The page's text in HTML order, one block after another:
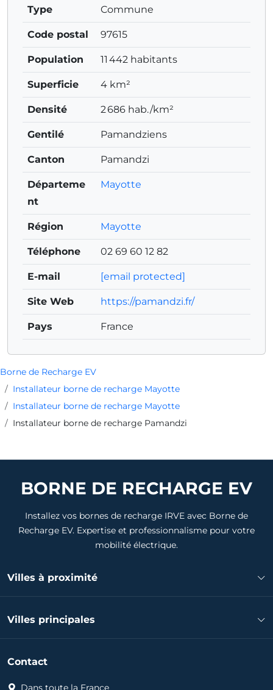
Borne de Recharge EV
Installateur borne de recharge Mayotte
Installateur borne de recharge Mayotte
Installateur borne de recharge Pamandzi
Type Commune
Code postal 97615
Population 11 442 habitants
Superficie 4 km²
Densité 2 686 hab./km²
Gentilé Pamandziens
Canton Pamandzi
Départeme
nt
Mayotte
Région Mayotte
Téléphone 02 69 60 12 82
E-mail [email protected]
Site Web https://pamandzi.fr/
Pays France
BORNE DE RECHARGE EV
Installez vos bornes de recharge IRVE avec Borne de
Recharge EV. Expertise et professionnalisme pour votre
mobilité électrique.
Villes à proximité
Installateur borne de recharge Mamoudzou
Installateur borne de recharge Koungou
Villes principales
Installateur borne de recharge Koungou
Contact
Dans toute la France